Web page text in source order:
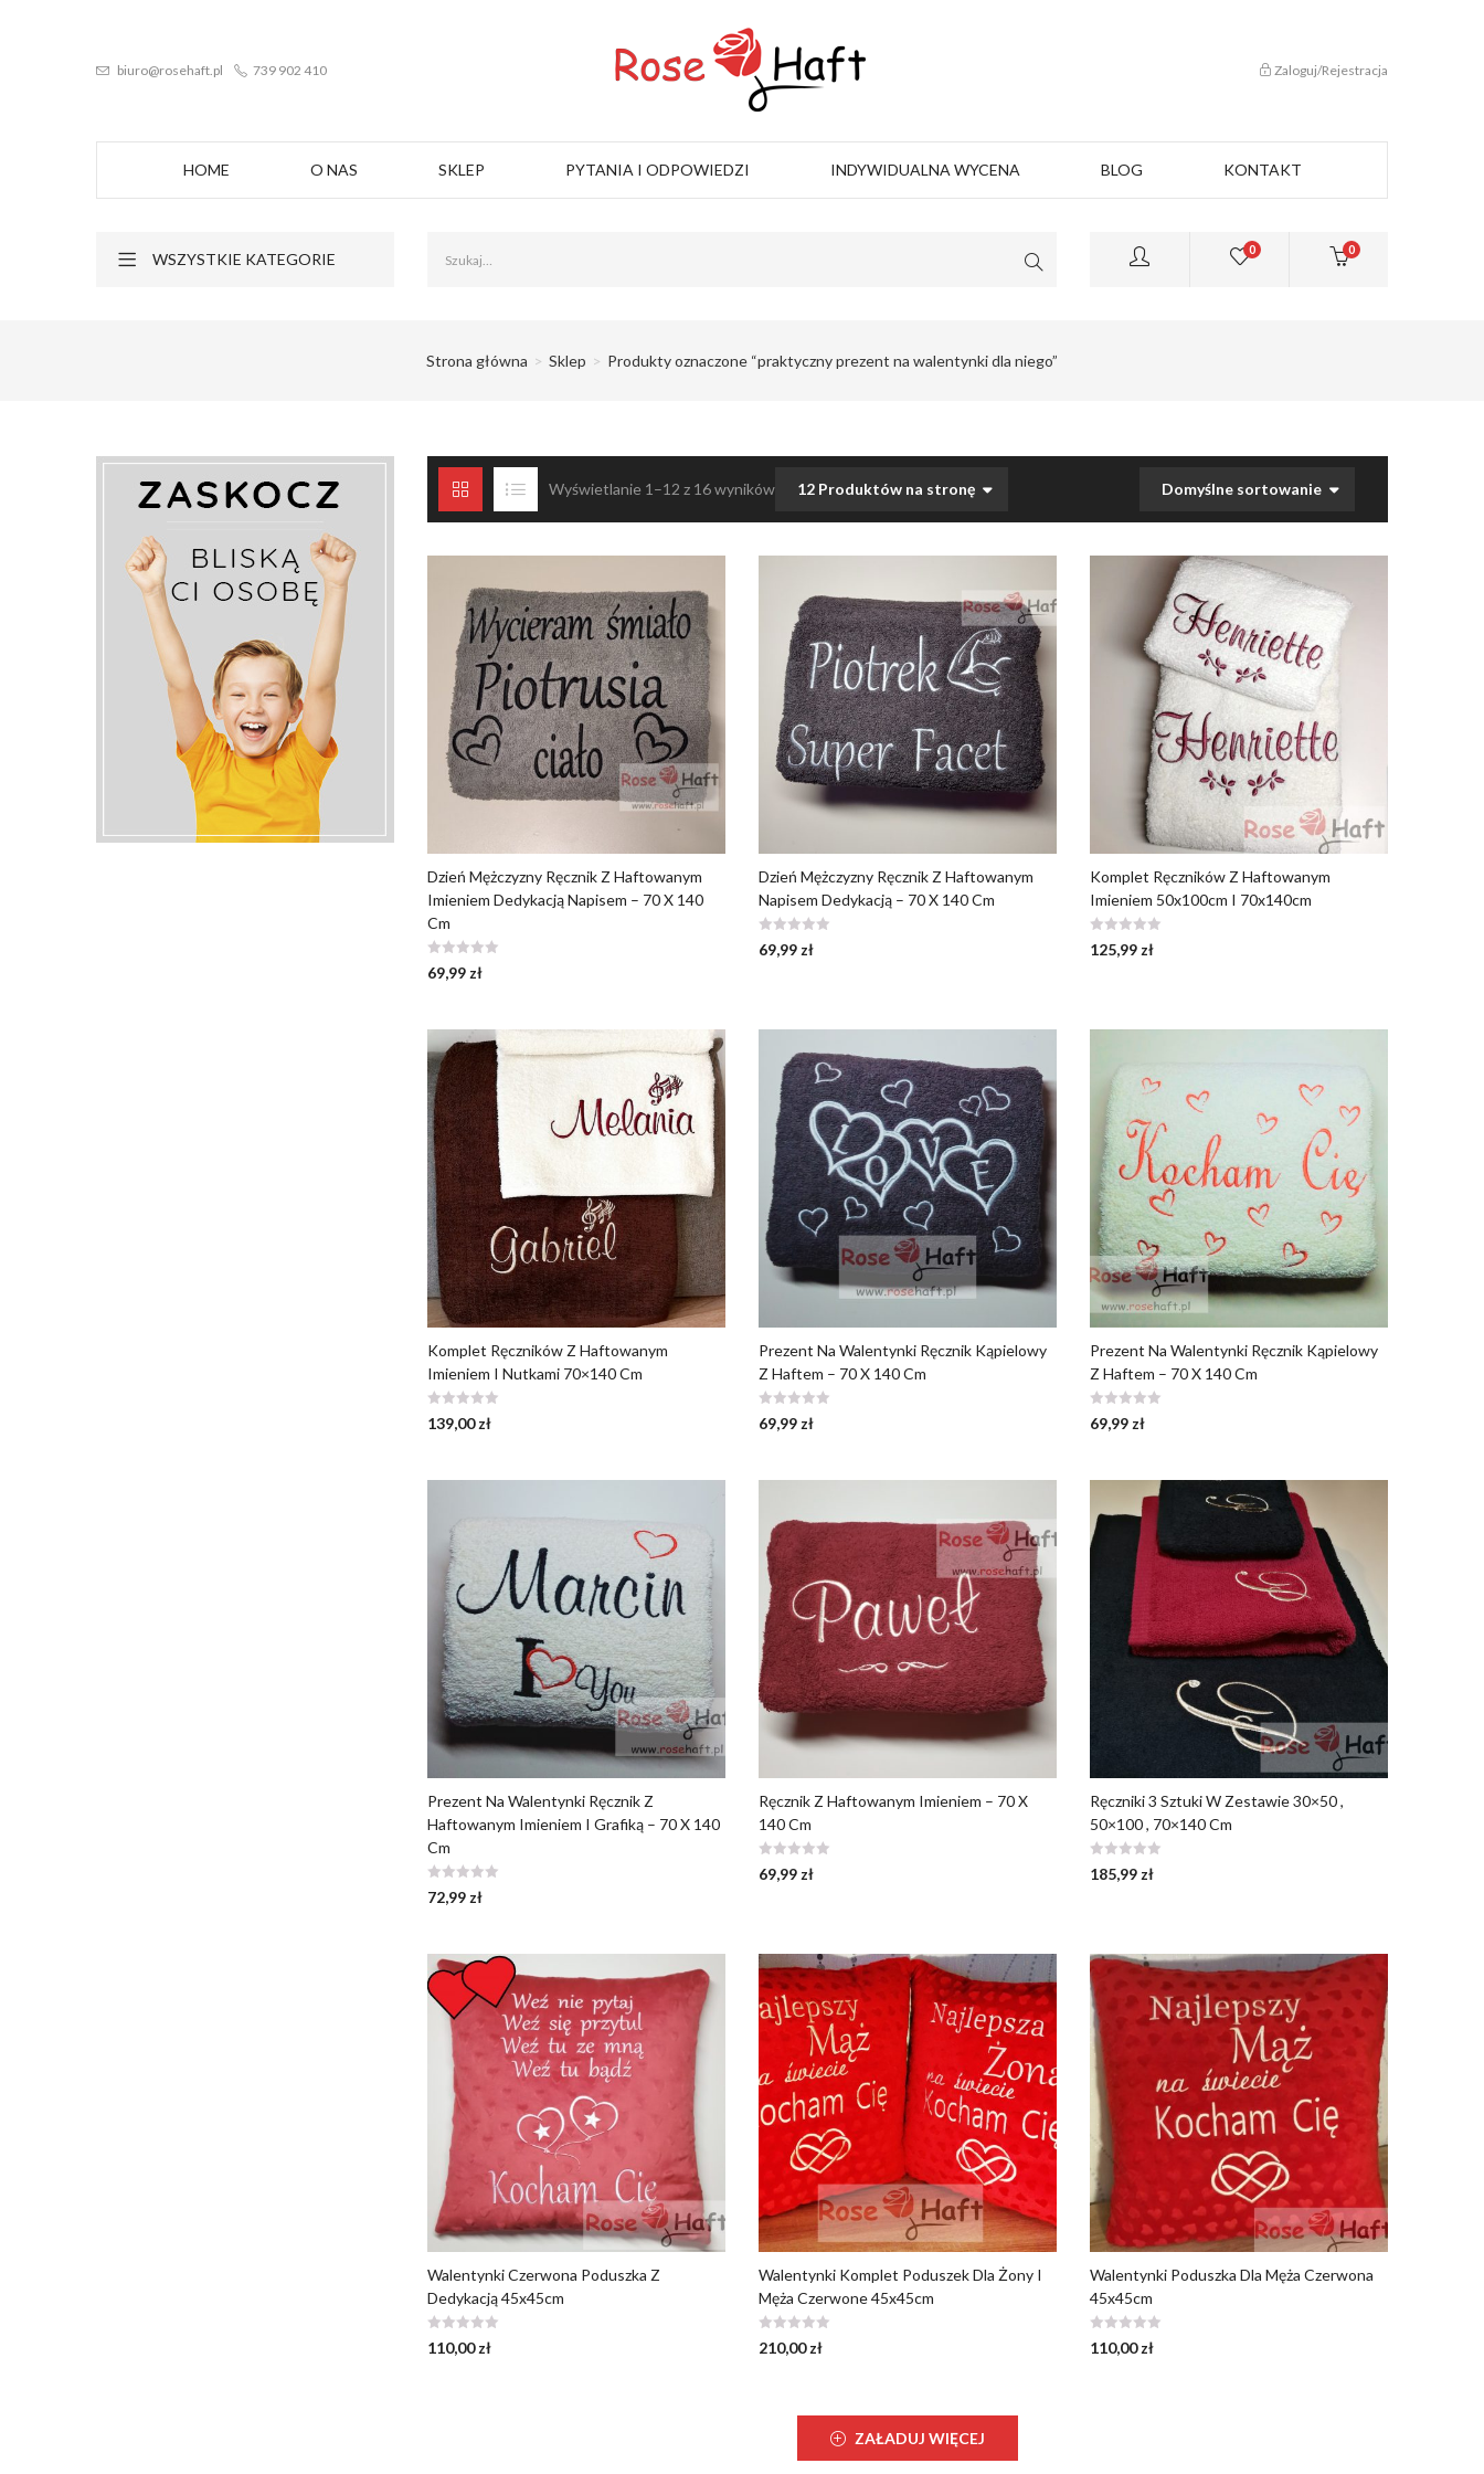
biuro@rosehaft.pl 739 902 410 Zaloguj/Rejestracja
HOME O NAS SKLEP PYTANIA I ODPOWIEDZI INDYWIDUALNA WYCENA BLOG KONTAKT
WSZYSTKIE KATEGORIE
0
0
Strona główna Sklep Produkty oznaczone “praktyczny prezent na walentynki dla niego”
Wyświetlanie 1–12 z 16 wyników Domyślne sortowanie
12 Produktów na stronę
Dzień Mężczyzny Ręcznik Z Haftowanym
Imieniem Dedykacją Napisem – 70 X 140
Cm
69,99 zł
Dzień Mężczyzny Ręcznik Z Haftowanym
Napisem Dedykacją – 70 X 140 Cm
69,99 zł
Komplet Ręczników Z Haftowanym
Imieniem 50x100cm I 70x140cm
125,99 zł
Komplet Ręczników Z Haftowanym
Imieniem I Nutkami 70×140 Cm
139,00zł
Prezent Na Walentynki Ręcznik Kąpielowy
Z Haftem – 70 X 140 Cm
69,99 zł
Prezent Na Walentynki Ręcznik Kąpielowy
Z Haftem – 70 X 140 Cm
69,99 zł
Prezent Na Walentynki Ręcznik Z
Haftowanym Imieniem I Grafiką – 70 X 140
Cm
72,99 zł
Ręcznik Z Haftowanym Imieniem – 70 X
140 Cm
69,99 zł
Ręczniki 3 Sztuki W Zestawie 30×50 ,
50×100 , 70×140 Cm
185,99 zł
Walentynki Czerwona Poduszka Z
Dedykacją 45x45cm
110,00zł
Walentynki Komplet Poduszek Dla Żony I
Męża Czerwone 45x45cm
210,00zł
Walentynki Poduszka Dla Męża Czerwona
45x45cm
110,00zł
ZAŁADUJ WIĘCEJ